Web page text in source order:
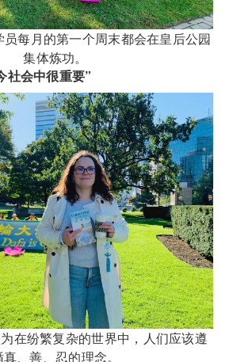
每月的第一个周末都会在皇后公园
集体炼功。
社会中很重要”
在纷繁复杂的世界中，人们应该遵
真、善、忍的理念。